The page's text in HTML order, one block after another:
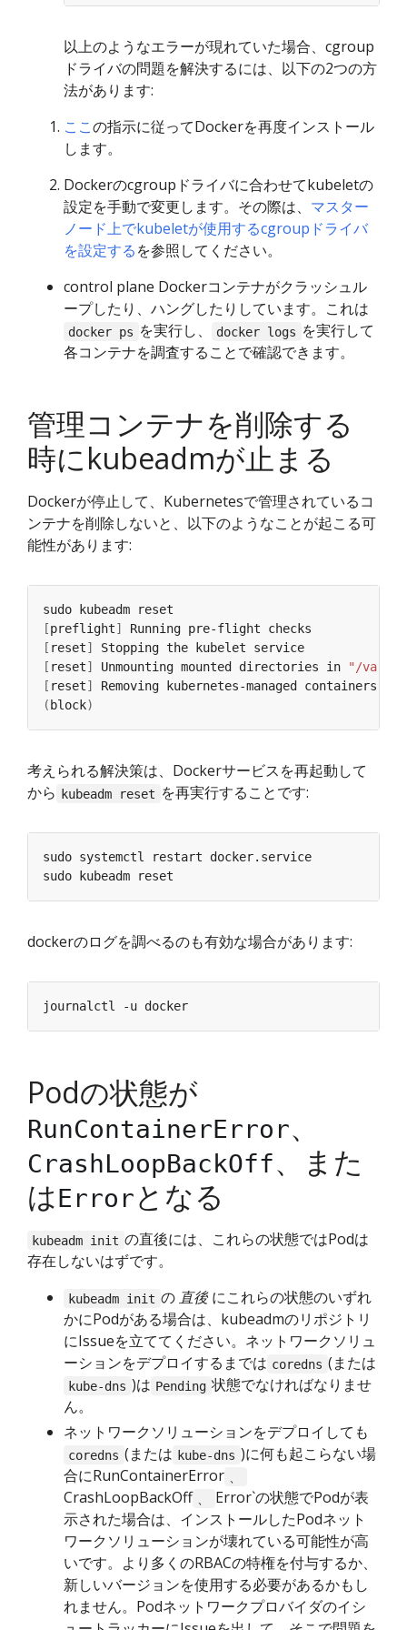
以上のようなエラーが現れていた場合、cgroup
ドライバの問題を解決するには、以下の2つの方
法があります:
ここの指示に従ってDockerを再度インストール
します。
Dockerのcgroupドライバに合わせてkubeletの
設定を手動で変更します。その際は、 マスター
ノード上でkubeletが使用するcgroupドライバ
を設定するを参照してください。
control plane Dockerコンテナがクラッシュル
ープしたり、ハングしたりしています。これは
docker ps を実行し、 docker logs を実行して
各コンテナを調査することで確認できます。
管理コンテナを削除する
時にkubeadmが止まる
Dockerが停止して、Kubernetesで管理されているコ
ンテナを削除しないと、以下のようなことが起こる可
能性があります:
[preflight]
[ reset]
[ reset] Unmounting mounted directories in
"/var/
[ reset]
( block)
考えられる解決策は、Dockerサービスを再起動して
から kubeadm reset を再実行することです:
dockerのログを調べるのも有効な場合があります:
Podの状態が
RunContainerError、
CrashLoopBackOff、また
はErrorとなる
kubeadm init の直後には、これらの状態ではPodは
存在しないはずです。
kubeadm init の 直後にこれらの状態のいずれ
かにPodがある場合は、kubeadmのリポジトリ
にIssueを立ててください。ネットワークソリュ
ーションをデプロイするまでは coredns (または
kube-dns )は Pending 状態でなければなりませ
ん。
ネットワークソリューションをデプロイしても
coredns (または kube-dns )に何も起こらない場
合にRunContainerError
CrashLoopBackOff
Error`の状態でPodが表
示された場合は、インストールしたPodネット
ワークソリューションが壊れている可能性が高
いです。より多くのRBACの特権を付与するか、
新しいバージョンを使用する必要があるかもし
れません。Podネットワークプロバイダのイシ